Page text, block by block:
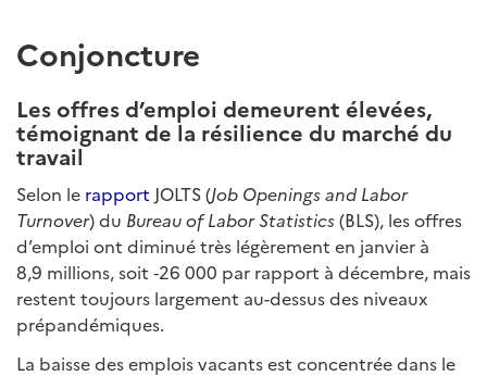
Conjoncture
Les offres d’emploi demeurent élevées,
témoignant de la résilience du marché du
travail
Selon le rapport JOLTS (Job Openings and Labor
Turnover) du Bureau of Labor Statistics(BLS), les offres
d’emploi ont diminué très légèrement en janvier à
8,9 millions, soit ‑26 000 par rapport à décembre, mais
restent toujours largement au-dessus des niveaux
prépandémiques.
La baisse des emplois vacants est concentrée dans le